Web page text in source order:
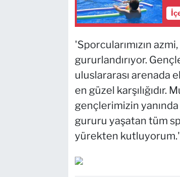
'Sporcularımızın
gururlandırıyor.
uluslararası arenada
en güzel karşılığıdır.
gençlerimizin
gururu yaşatan tüm
yürekten kutluyorum.'